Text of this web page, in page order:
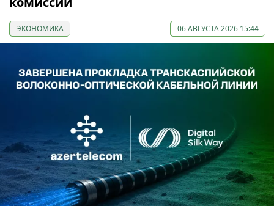
ЭКОНОМИКА 06 АВГУСТА 2026 15:44